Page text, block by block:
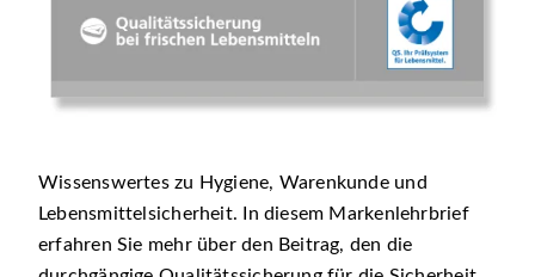
Wissenswertes zu Hygiene, Warenkunde und
Lebensmittelsicherheit. In diesem Markenlehrbrief
erfahren Sie mehr über den Beitrag, den die